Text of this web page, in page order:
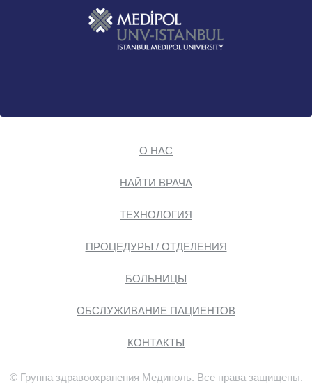
О НАС
НАЙТИ ВРАЧА
ТЕХНОЛОГИЯ
ПРОЦЕДУРЫ / ОТДЕЛЕНИЯ
БОЛЬНИЦЫ
ОБСЛУЖИВАНИЕ ПАЦИЕНТОВ
КОНТАКТЫ
© Группа здравоохранения Медиполь. Все права защищены.